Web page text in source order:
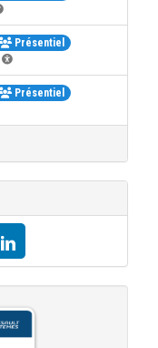
Présentiel
Présentiel